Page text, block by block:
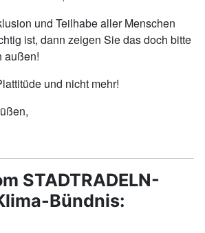
und Teilhabe aller Menschen
ist, dann zeigen Sie das doch bitte
außen!
und nicht mehr!
STADTRADELN-
Bündnis: